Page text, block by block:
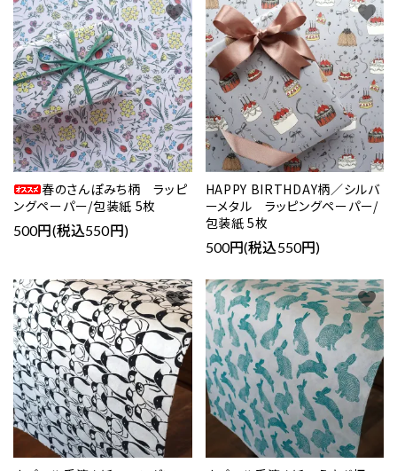
春のさんぽみち柄 ラッピ
ングペーパー/包装紙 5枚
500円(税込550円)
favorite
HAPPY BIRTHDAY柄／シルバ
ーメタル ラッピングペーパー/
包装紙 5枚
500円(税込550円)
favorite
favorite favorite